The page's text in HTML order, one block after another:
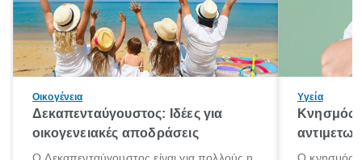
Οικογένεια
Δεκαπενταύγουστος: Ιδέες για
οικογενειακές αποδράσεις
Υγεία
Κνησμός: